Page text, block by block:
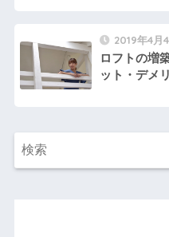
2019年4月
ロフトの増
ット・デメ